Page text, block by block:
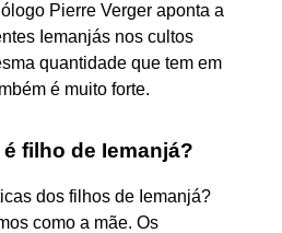
Pierre Verger aponta a
Iemanjás nos cultos
quantidade que tem em
é muito forte.
filho de Iemanjá?
dos filhos de Iemanjá?
como a mãe. Os